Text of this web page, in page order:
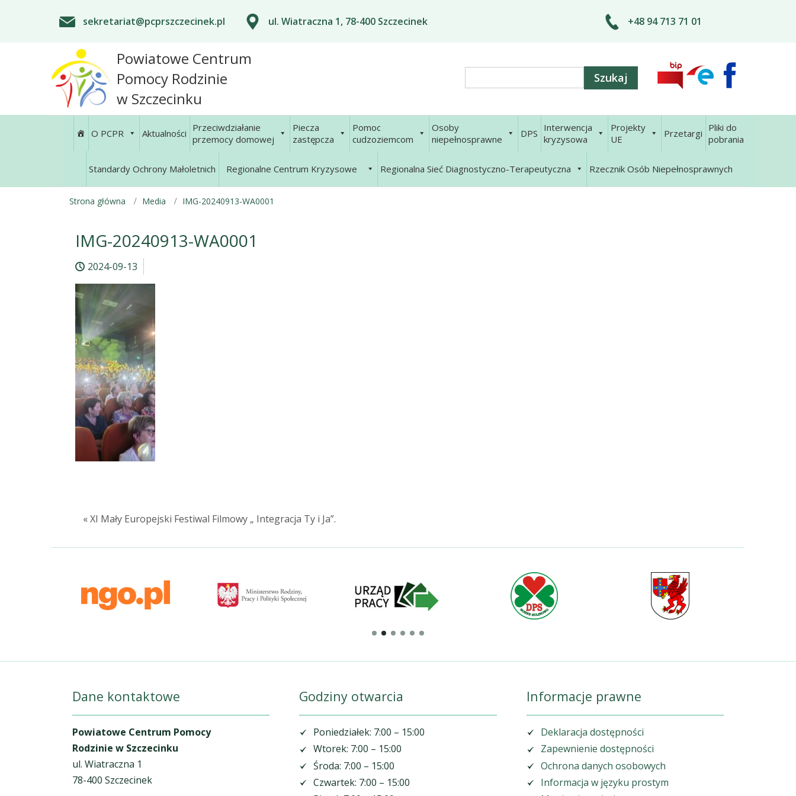
sekretariat@pcprszczecinek.pl ul. Wiatraczna 1, 78-400 Szczecinek +48 94 713 71 01
Powiatowe Centrum
Pomocy Rodzinie
w Szczecinku
O PCPR Aktualności Przeciwdziałanie
przemocy domowej
Piecza
zastępcza
Pomoc
cudzoziemcom
Osoby
niepełnosprawne
DPS Interwencja
kryzysowa
Projekty
UE
Przetargi Pliki do
pobrania
Standardy Ochrony Małoletnich Regionalne Centrum Kryzysowe Regionalna Sieć Diagnostyczno-Terapeutyczna Rzecznik Osób Niepełnosprawnych
Strona główna Media IMG-20240913-WA0001
IMG-20240913-WA0001
2024-09-13
« XI Mały Europejski Festiwal Filmowy „ Integracja Ty i Ja”.
Dane kontaktowe
Powiatowe Centrum Pomocy
Rodzinie w Szczecinku
ul. Wiatraczna 1
78-400 Szczecinek
Godziny otwarcia
Poniedziałek: 7:00 – 15:00
Wtorek: 7:00 – 15:00
Środa: 7:00 – 15:00
Czwartek: 7:00 – 15:00
Informacje prawne
Deklaracja dostępności
Zapewnienie dostępności
Ochrona danych osobowych
Informacja w języku prostym